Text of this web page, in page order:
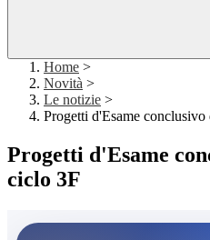
Home >
Novità >
Le notizie >
Progetti d'Esame
Progetti d'Esame
ciclo 3F